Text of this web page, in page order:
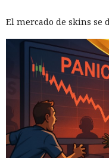
El mercado de skins se